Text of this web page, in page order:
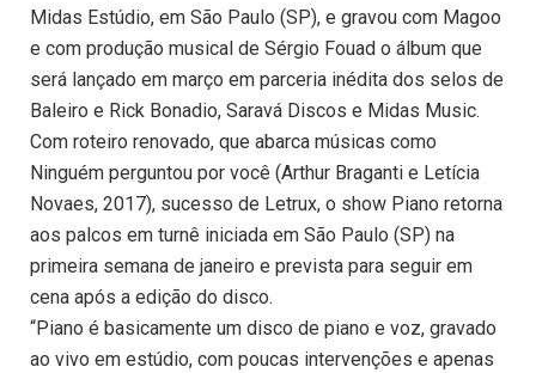
Midas Estúdio, em São Paulo (SP), e gravou com Magoo
e com produção musical de Sérgio Fouad o álbum que
será lançado em março em parceria inédita dos selos de
Baleiro e Rick Bonadio, Saravá Discos e Midas Music.
Com roteiro renovado, que abarca músicas como
Ninguém perguntou por você (Arthur Braganti e Letícia
Novaes, 2017), sucesso de Letrux, o show Piano retorna
aos palcos em turnê iniciada em São Paulo (SP) na
primeira semana de janeiro e prevista para seguir em
cena após a edição do disco.
“Piano é basicamente um disco de piano e voz, gravado
ao vivo em estúdio, com poucas intervenções e apenas